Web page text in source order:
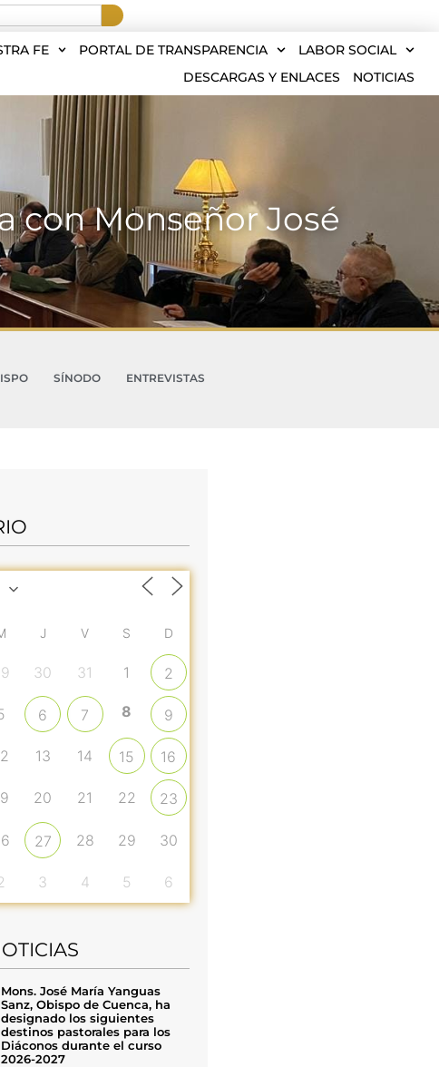
FE PORTAL DE TRANSPARENCIA
LABOR SOCIAL
DESCARGAS Y ENLACES
NOTICIAS
con Monseñor José
SÍNODO
ENTREVISTAS
J V S D
30 31 1 2
6 7 8 9
13 14 15 16
20 21 22 23
27 28 29 30
3 4 5 6
Mons. José María Yanguas
Sanz, Obispo de Cuenca, ha
designado los siguientes
destinos pastorales para los
Diáconos durante el curso
2026-2027